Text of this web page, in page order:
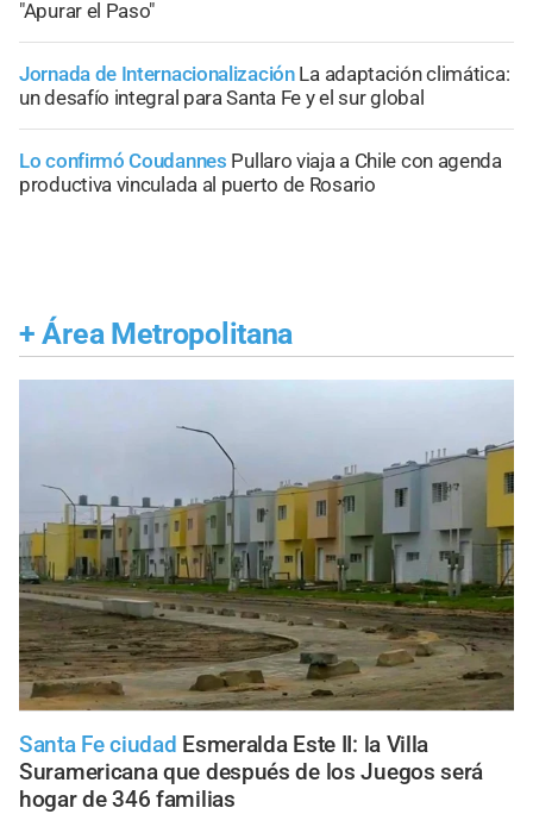
"Apurar el Paso"
Jornada de Internacionalización La adaptación climática:
un desafío integral para Santa Fe y el sur global
Lo confirmó Coudannes Pullaro viaja a Chile con agenda
productiva vinculada al puerto de Rosario
+ Área Metropolitana
Santa Fe ciudad Esmeralda Este II: la Villa
Suramericana que después de los Juegos será
hogar de 346 familias